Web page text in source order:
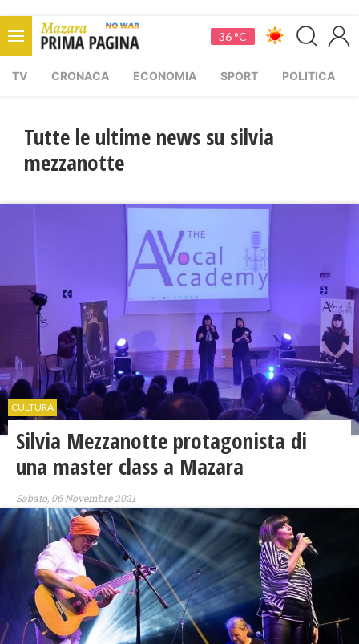
36 °C
TV CRONACA ECONOMIA SPORT POLITICA
Tutte le ultime news su silvia
mezzanotte
CULTURA
Silvia Mezzanotte protagonista di
una master class a Mazara
Sabato, 06 Novembre 2021